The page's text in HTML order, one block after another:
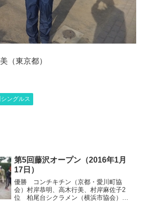
東京都）
ングルス
第5回藤沢オープン（2016年1月
17日）
優勝 コンチキチン（京都・愛川町協
会）村岸恭明、高木行美、村岸麻佐子2
位 柏尾台シクラメン（横浜市協会）入